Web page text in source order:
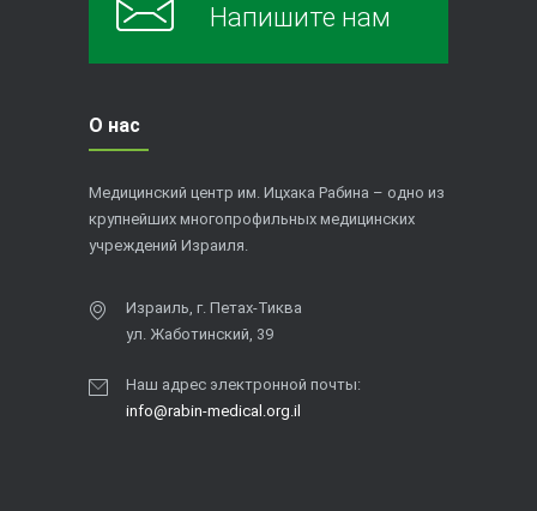
Напишите нам
О нас
Медицинский центр им. Ицхака Рабина – одно из
крупнейших многопрофильных медицинских
учреждений Израиля.
Израиль, г. Петах-Тиква
ул. Жаботинский, 39
Наш адрес электронной почты:
info@rabin-medical.org.il